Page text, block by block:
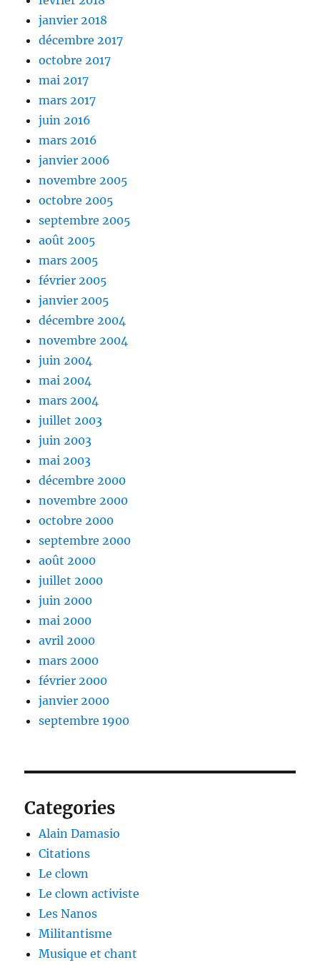
janvier 2018
décembre 2017
octobre 2017
mai 2017
mars 2017
juin 2016
mars 2016
janvier 2006
novembre 2005
octobre 2005
septembre 2005
août 2005
mars 2005
février 2005
janvier 2005
décembre 2004
novembre 2004
juin 2004
mai 2004
mars 2004
juillet 2003
juin 2003
mai 2003
décembre 2000
novembre 2000
octobre 2000
septembre 2000
août 2000
juillet 2000
juin 2000
mai 2000
avril 2000
mars 2000
février 2000
janvier 2000
septembre 1900
Categories
Alain Damasio
Citations
Le clown
Le clown activiste
Les Nanos
Militantisme
Musique et chant